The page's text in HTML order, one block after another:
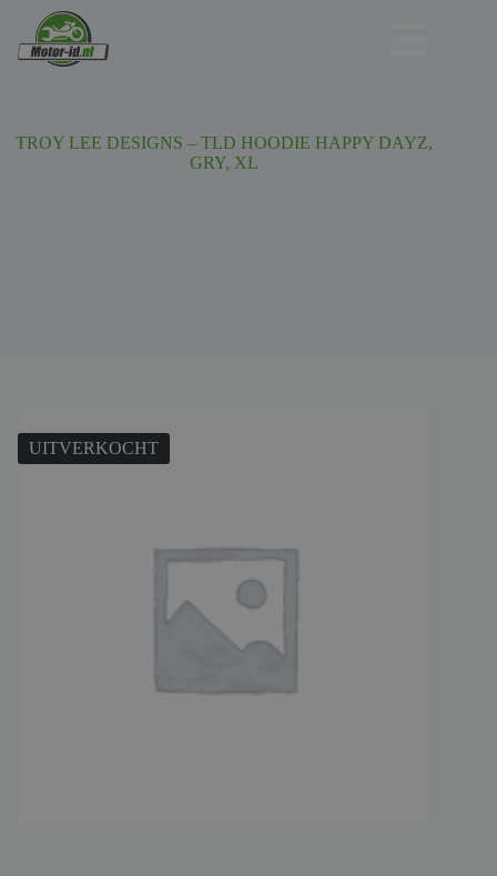
TROY LEE DESIGNS – TLD HOODIE HAPPY DAYZ,
GRY, XL
UITVERKOCHT